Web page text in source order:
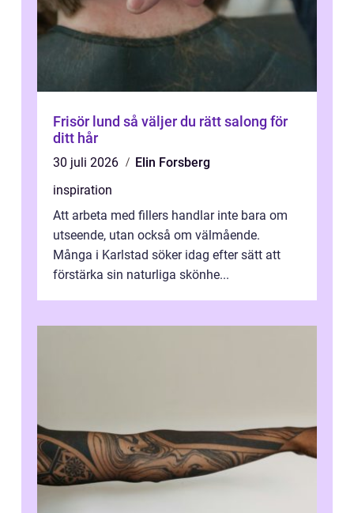
Frisör lund så väljer du rätt salong för
ditt hår
30 juli 2026
Elin Forsberg
inspiration
Att arbeta med fillers handlar inte bara om
utseende, utan också om välmående.
Många i Karlstad söker idag efter sätt att
förstärka sin naturliga skönhe...